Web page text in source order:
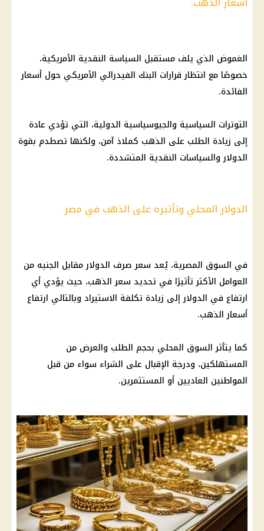
الغموض الذي يلف مستقبل السياسة النقدية الأمريكية،
خصوصًا مع انتظار قرارات البنك الفيدرالي الأمريكي حول أسعار
الفائدة.
التوترات السياسية والجيوسياسية الدولية، التي تؤدي عادة
إلى زيادة الطلب على الذهب كملاذ آمن، ولكنها تصطدم بقوة
الدولاروالسياسات النقدية المتشددة.
الدولار المحلي وتأثيره على الذهب في مصر
في السوق المصرية، يُعد سعر صرف الدولار مقابل الجنيه من
العوامل الأكثر تأثيرًا في تحديد سعر الذهب، حيث يؤدي أي
ارتفاع في الدولارإلى زيادة تكلفة الاستيراد وبالتالي ارتفاع
أسعار الذهب.
كما يتأثر السوق المحلي بحجم الطلب والعرض من
المستهلكين، ودرجة الإقبال على الشراء سواء من قبل
المواطنين العاديين أو المستثمرين.